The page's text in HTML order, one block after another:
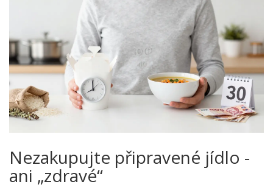
Nezakupujte připravené jídlo -
ani „zdravé“